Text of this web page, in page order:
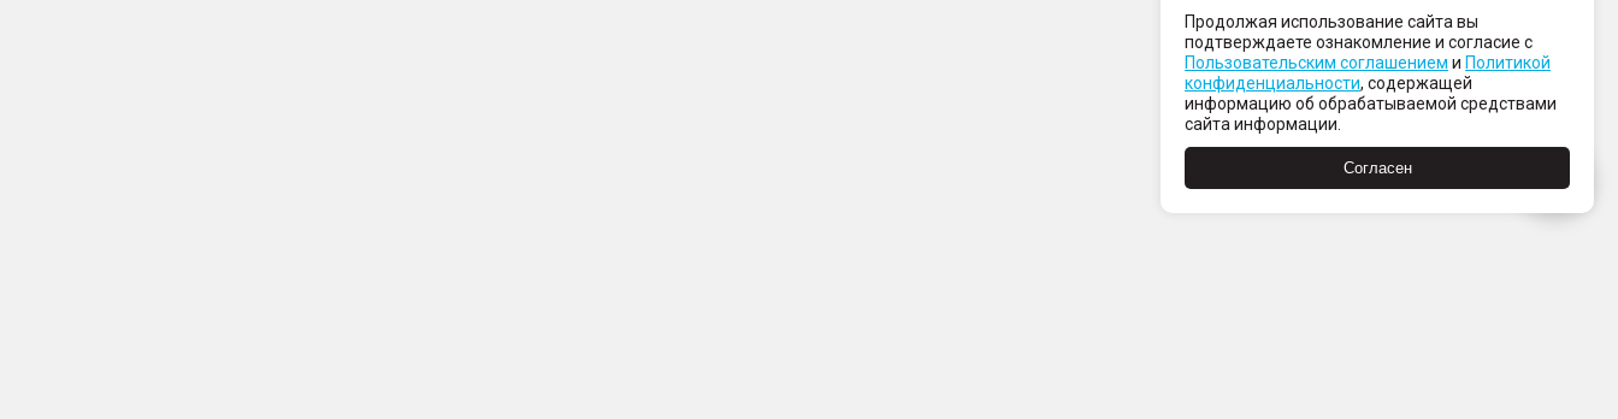
Продолжая использование сайта вы
подтверждаете ознакомление и согласие с
Пользовательским соглашением и Политикой
конфиденциальности, содержащей
информацию об обрабатываемой средствами
сайта информации.
Согласен